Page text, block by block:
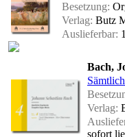
Besetzung:
Verlag: Butz
Auslieferbar:
Bach,
Verlag:
sofort